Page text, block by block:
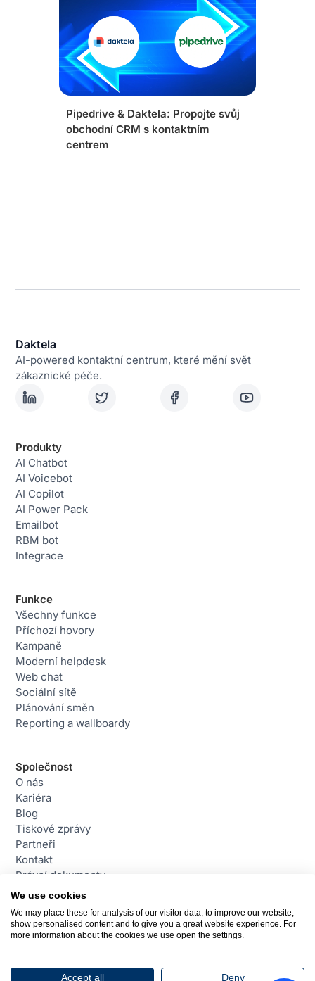
Pipedrive & Daktela: Propojte svůj
obchodní CRM s kontaktním
centrem
Daktela
AI-powered kontaktní centrum, které mění svět
zákaznické péče.
Produkty
AI Chatbot
AI Voicebot
AI Copilot
AI Power Pack
Emailbot
RBM bot
Integrace
Funkce
Všechny funkce
Příchozí hovory
Kampaně
Moderní helpdesk
Web chat
Sociální sítě
Plánování směn
Reporting a wallboardy
Společnost
O nás
Kariéra
Blog
Tiskové zprávy
Partneři
Kontakt
Právní dokumenty
Contact
daktela@daktela.com
Praha, Česká republika
We use cookies
We may place these for analysis of our visitor data, to improve our website,
show personalised content and to give you a great website experience. For
more information about the cookies we use open the settings.
Accept all Deny